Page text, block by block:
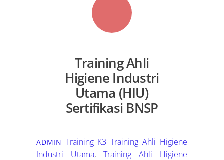
Training Ahli
Higiene Industri
Utama (HIU)
Sertifikasi BNSP
ADMIN Training K3 Training Ahli Higiene
Industri Utama,Training Ahli Higiene